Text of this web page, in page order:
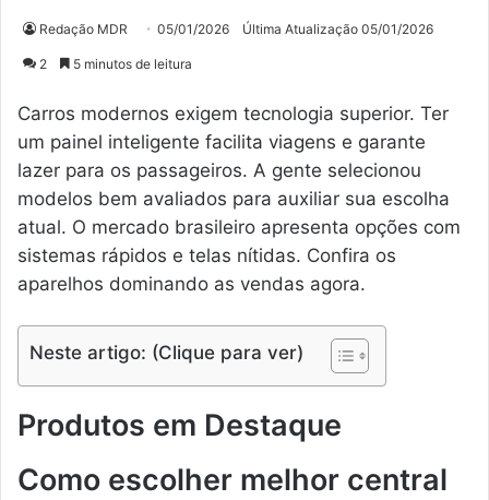
Redação MDR 05/01/2026 Última Atualização 05/01/2026
2 5 minutos de leitura
Carros modernos exigem tecnologia superior. Ter
um painel inteligente facilita viagens e garante
lazer para os passageiros. A gente selecionou
modelos bem avaliados para auxiliar sua escolha
atual. O mercado brasileiro apresenta opções com
sistemas rápidos e telas nítidas. Confira os
aparelhos dominando as vendas agora.
Neste artigo: (Clique para ver)
Produtos em Destaque
Como escolher melhor central